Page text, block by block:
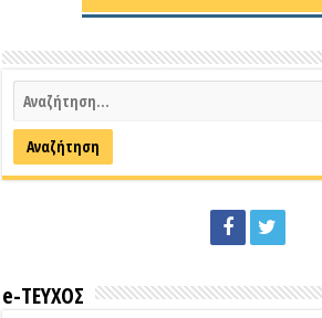
e-ΤΕΥΧΟΣ